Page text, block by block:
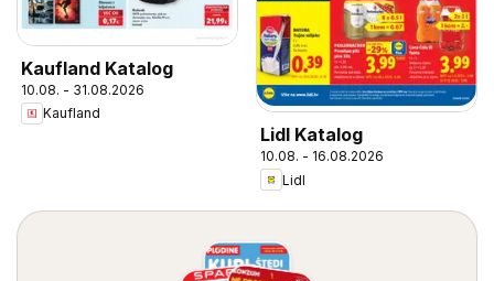
Kaufland Katalog
10.08. - 31.08.2026
Kaufland
Lidl Katalog
10.08. - 16.08.2026
Lidl